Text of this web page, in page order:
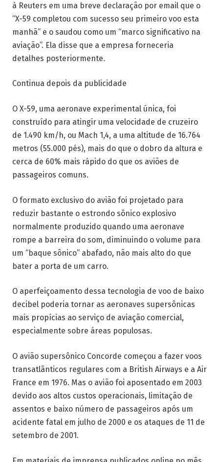
à Reuters em uma breve declaração por email que o
“X-59 completou com sucesso seu primeiro voo esta
manhã” e o saudou como um “marco significativo na
aviação”. Ela disse que a empresa forneceria
detalhes posteriormente.
Continua depois da publicidade
O X-59, uma aeronave experimental única, foi
construído para atingir uma velocidade de cruzeiro
de 1.490 km/h, ou Mach 1,4, a uma altitude de 16.764
metros (55.000 pés), mais do que o dobro da altura e
cerca de 60% mais rápido do que os aviões de
passageiros comuns.
O formato exclusivo do avião foi projetado para
reduzir bastante o estrondo sônico explosivo
normalmente produzido quando uma aeronave
rompe a barreira do som, diminuindo o volume para
um “baque sônico” abafado, não mais alto do que
bater a porta de um carro.
O aperfeiçoamento dessa tecnologia de voo de baixo
decibel poderia tornar as aeronaves supersônicas
mais propícias ao serviço de aviação comercial,
especialmente sobre áreas populosas.
O avião supersônico Concorde começou a fazer voos
transatlânticos regulares com a British Airways e a Air
France em 1976. Mas o avião foi aposentado em 2003
devido aos altos custos operacionais, limitação de
assentos e baixo número de passageiros após um
acidente fatal em julho de 2000 e os ataques de 11 de
setembro de 2001.